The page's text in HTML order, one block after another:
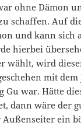
ohne Dämon
schaffen. Auf
und kann sich
hierbei
wählt, wird
mit
Gu war. Hätte
dann wäre der
ein